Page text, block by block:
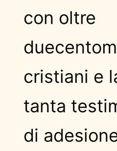
con oltre
cristiani e
tanta
di